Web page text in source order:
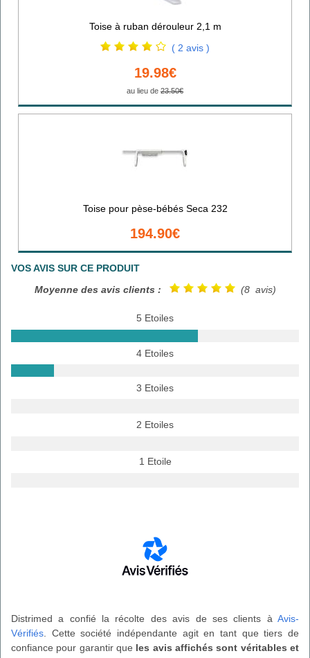
Toise à ruban dérouleur 2,1 m
( 2 avis )
19.98€
au lieu de 23.50€
Toise pour pèse-bébés Seca 232
194.90€
VOS AVIS SUR CE PRODUIT
Moyenne des avis clients :
(8 avis)
5 Etoiles
4 Etoiles
3 Etoiles
2 Etoiles
1 Etoile
Distrimed a confié la récolte des avis de ses clients à Avis-
Vérifiés . Cette société indépendante agit en tant que tiers de
confiance pour garantir que les avis affichés sont véritables et